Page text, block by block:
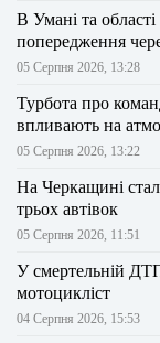
В Умані та
попередження
05 Серпня 2026, 13:28
Турбота про
впливають на
05 Серпня 2026, 13:22
На Черкащині
трьох автівок
05 Серпня 2026, 11:51
У смертельній
мотоцикліст
04 Серпня 2026, 15:53